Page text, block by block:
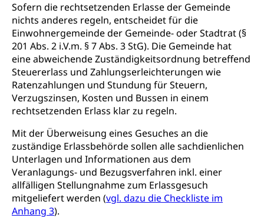
Sofern die rechtsetzenden Erlasse der Gemeinde
nichts anderes regeln, entscheidet für die
Einwohnergemeinde der Gemeinde- oder Stadtrat (§
201 Abs. 2 i.V.m. § 7 Abs. 3 StG). Die Gemeinde hat
eine abweichende Zuständigkeitsordnung betreffend
Steuererlass und Zahlungserleichterungen wie
Ratenzahlungen und Stundung für Steuern,
Verzugszinsen, Kosten und Bussen in einem
rechtsetzenden Erlass klar zu regeln.
Mit der Überweisung eines Gesuches an die
zuständige Erlassbehörde sollen alle sachdienlichen
Unterlagen und Informationen aus dem
Veranlagungs- und Bezugsverfahren inkl. einer
allfälligen Stellungnahme zum Erlassgesuch
mitgeliefert werden (vgl. dazu die Checkliste im
Anhang 3).
Pensionskasse, erste Säule, zweite Säule, dritte
Säule, Hilflosenentschädigung,
Ergänzungsleistungen, Altersvorsorge,
Todesfallversicherung
Hilfslosenentschädigung (WAS Luzern)
AHV-Hinterlassenenrente (WAS Luzern)
AHV-Beiträge (WAS Luzern)
Ergänzungsleistungen (EL) (WAS Luzern)
AHV-Altersrente (WAS Luzern)
IV-Leistungen (WAS Luzern)
Behinderung
Körperbehinderung, körperliche Behinderung,
geistige Behinderung, psychische Behinderung,
Erwerbsunfähigkeit, Behinderte
Inklusion im Sport
Menschen mit Behinderungen
Kultur und Medien
Archive und Bibliotheken
Bücher, Bundesarchiv, Landesbibliothek